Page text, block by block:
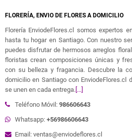
FLORERÍA, ENVIO DE FLORES A DOMICILIO
Florería EnviodeFlores.cl somos expertos
hasta tu hogar en Santiago. Con nuestro
puedes disfrutar de hermosos arreglos
floristas crean composiciones únicas y
con su belleza y fragancia. Descubre la
domicilio en Santiago con EnviodeFlores.cl
se unen en cada entrega. [...]
Teléfono Móvil: 986606643
Whatsapp: +56986606643
Email: ventas@enviodeflores.cl